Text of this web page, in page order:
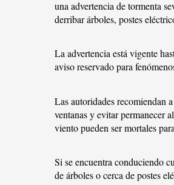
una advertencia de tormenta
derribar árboles, postes
La advertencia está vigente
aviso reservado para
Las autoridades recomiendan
ventanas y evitar permanecer
viento pueden ser mortales
Si se encuentra conduciendo
de árboles o cerca de postes